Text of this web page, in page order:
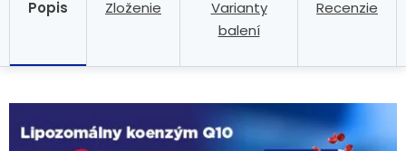
Popis Zloženie
Varianty
balení
Recenzie